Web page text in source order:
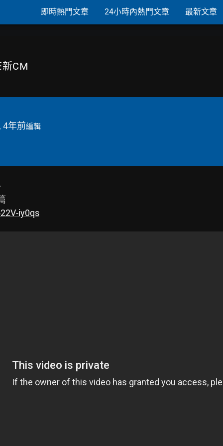
即時熱門文章 24小時內熱門文章 最新文章
CM
, 4年前編輯
iy0qs